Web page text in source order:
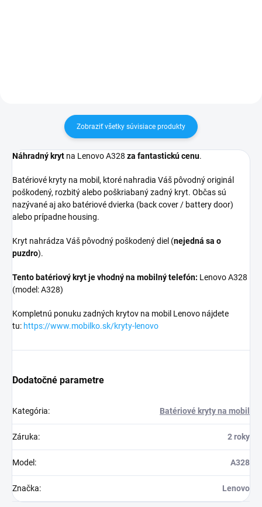
Zobraziť všetky súvisiace produkty
Náhradný kryt na Lenovo A328 za fantastickú cenu.
Batériové kryty na mobil, ktoré nahradia Váš pôvodný originál
poškodený, rozbitý alebo poškriabaný zadný kryt. Občas sú
nazývané aj ako batériové dvierka (back cover / battery door)
alebo prípadne housing.
Kryt nahrádza Váš pôvodný poškodený diel (nejedná sa o
puzdro).
Tento batériový kryt je vhodný na mobilný telefón: Lenovo A328
(model:A328)
Kompletnú ponuku zadných krytov na mobil Lenovo nájdete
tu: https://www.mobilko.sk/kryty-lenovo
Dodatočné parametre
Kategória: Batériové kryty na mobil
Záruka: 2 roky
Model : A328
Značka: Lenovo